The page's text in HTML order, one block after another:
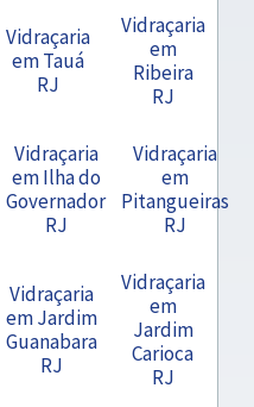
Vidraçaria
em Tauá
RJ
Vidraçaria
em
Ribeira
RJ
Vidraçaria
em Ilha do
Governador
RJ
Vidraçaria
em
Pitangueiras
RJ
Vidraçaria
em Jardim
Guanabara
RJ
Vidraçaria
em
Jardim
Carioca
RJ